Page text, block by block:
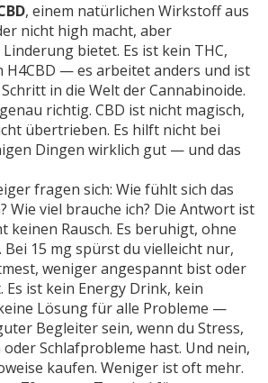
, einem natürlichen Wirkstoff aus
nicht high macht, aber
bietet. Es ist kein THC,
H4CBD — es arbeitet anders und ist
in die Welt der Cannabinoide.
richtig. CBD ist nicht magisch,
übertrieben. Es hilft nicht bei
Dingen wirklich gut — und das
fragen sich: Wie fühlt sich das
Wie viel brauche ich? Die Antwort ist
keinen Rausch. Es beruhigt, ohne
Bei 15 mg spürst du vielleicht nur,
weniger angespannt bist oder
Es ist kein Energy Drink, kein
Lösung für alle Probleme —
Begleiter sein, wenn du Stress,
oder Schlafprobleme hast. Und nein,
kaufen. Weniger ist oft mehr.